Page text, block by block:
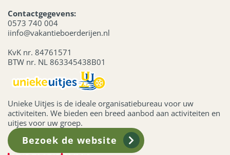
Contactgegevens:
0573 740 004
iinfo@vakantieboerderijen.nl
KvK nr. 84761571
BTW nr. NL 863345438B01
Unieke Uitjes is de ideale organisatiebureau voor uw
activiteiten. We bieden een breed aanbod aan activiteiten en
uitjes voor uw groep.
Bezoek de website